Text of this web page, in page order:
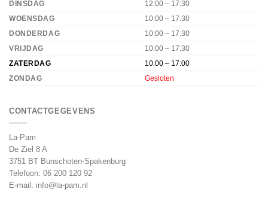
DINSDAG 12:00 – 17:30
WOENSDAG 10:00 – 17:30
DONDERDAG 10:00 – 17:30
VRIJDAG 10:00 – 17:30
ZATERDAG 10:00 – 17:00
ZONDAG Gesloten
CONTACTGEGEVENS
La-Pam
De Ziel 8 A
3751 BT Bunschoten-Spakenburg
Telefoon: 06 200 120 92
E-mail: info@la-pam.nl